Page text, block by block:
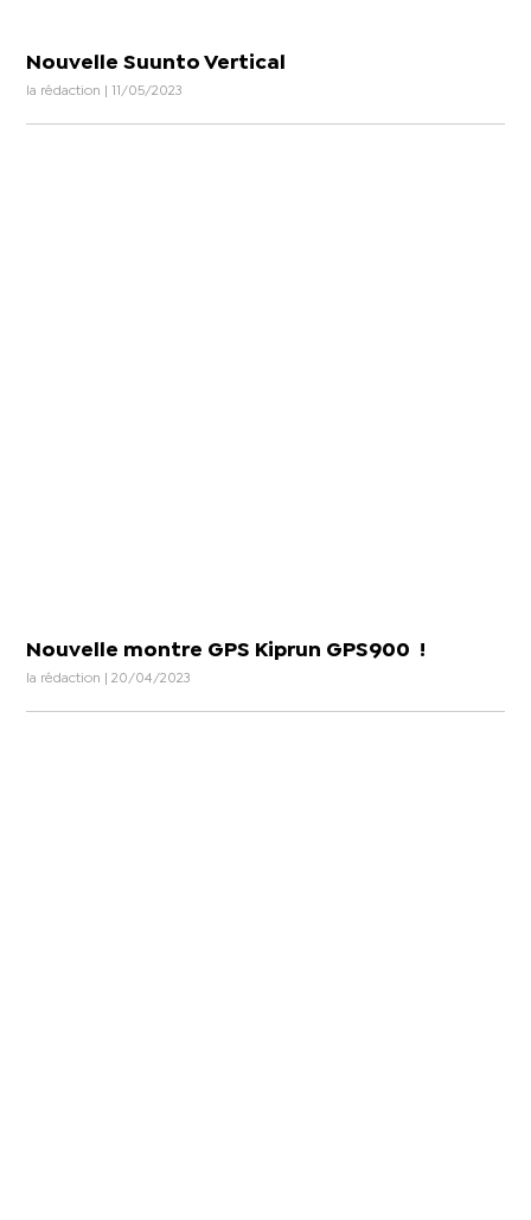
Nouvelle Suunto Vertical
la rédaction | 11/05/2023
Nouvelle montre GPS Kiprun GPS900 !
la rédaction | 20/04/2023